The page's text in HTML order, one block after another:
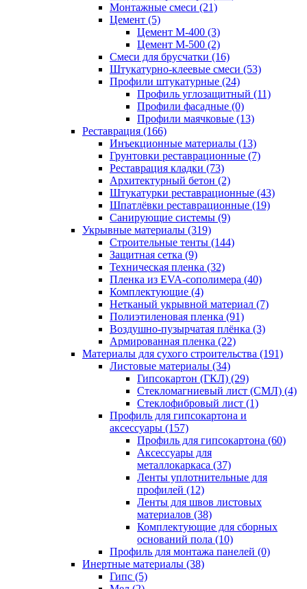
Монтажные смеси (21)
Цемент (5)
Цемент М-400 (3)
Цемент М-500 (2)
Смеси для брусчатки (16)
Штукатурно-клеевые смеси (53)
Профили штукатурные (24)
Профиль углозащитный (11)
Профили фасадные (0)
Профили маячковые (13)
Реставрация (166)
Инъекционные материалы (13)
Грунтовки реставрационные (7)
Реставрация кладки (73)
Архитектурный бетон (2)
Штукатурки реставрационные (43)
Шпатлёвки реставрационные (19)
Санирующие системы (9)
Укрывные материалы (319)
Строительные тенты (144)
Защитная сетка (9)
Техническая пленка (32)
Пленка из EVA-сополимера (40)
Комплектующие (4)
Нетканый укрывной материал (7)
Полиэтиленовая пленка (91)
Воздушно-пузырчатая плёнка (3)
Армированная пленка (22)
Материалы для сухого строительства (191)
Листовые материалы (34)
Гипсокартон (ГКЛ) (29)
Стекломагниевый лист (СМЛ) (4)
Cтеклофибровый лист (1)
Профиль для гипсокартона и
аксессуары (157)
Профиль для гипсокартона (60)
Аксессуары для
металлокаркаса (37)
Ленты уплотнительные для
профилей (12)
Ленты для швов листовых
материалов (38)
Комплектующие для сборных
оснований пола (10)
Профиль для монтажа панелей (0)
Инертные материалы (38)
Гипс (5)